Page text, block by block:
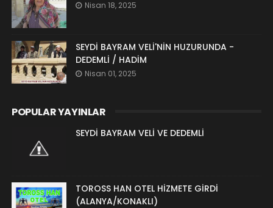
Nisan 18, 2025
SEYDİ BAYRAM VELİ'NİN HUZURUNDA -
DEDEMLİ / HADİM
Nisan 01, 2025
POPULAR YAYINLAR
SEYDİ BAYRAM VELİ VE DEDEMLİ
TOROSS HAN OTEL HİZMETE GİRDİ
(ALANYA/KONAKLI)